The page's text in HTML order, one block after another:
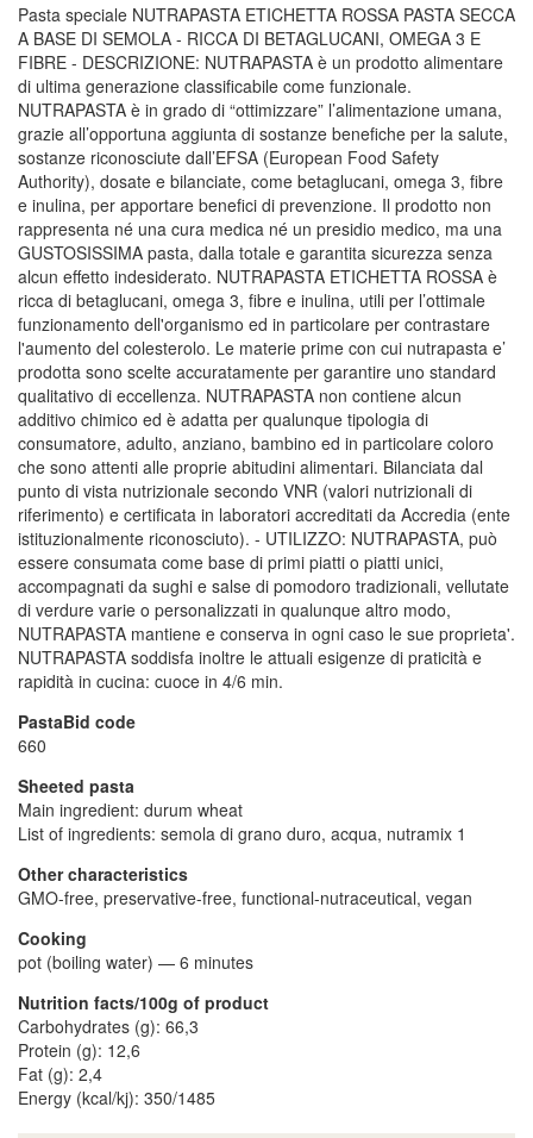
Pasta speciale NUTRAPASTA ETICHETTA ROSSA PASTA SECCA
A BASE DI SEMOLA - RICCA DI BETAGLUCANI, OMEGA 3 E
FIBRE - DESCRIZIONE: NUTRAPASTA è un prodotto alimentare
di ultima generazione classificabile come funzionale.
NUTRAPASTA è in grado di “ottimizzare” l’alimentazione umana,
grazie all’opportuna aggiunta di sostanze benefiche per la salute,
sostanze riconosciute dall’EFSA (European Food Safety
Authority), dosate e bilanciate, come betaglucani, omega 3, fibre
e inulina, per apportare benefici di prevenzione. Il prodotto non
rappresenta né una cura medica né un presidio medico, ma una
GUSTOSISSIMA pasta, dalla totale e garantita sicurezza senza
alcun effetto indesiderato. NUTRAPASTA ETICHETTA ROSSA è
ricca di betaglucani, omega 3, fibre e inulina, utili per l’ottimale
funzionamento dell'organismo ed in particolare per contrastare
l'aumento del colesterolo. Le materie prime con cui nutrapasta e’
prodotta sono scelte accuratamente per garantire uno standard
qualitativo di eccellenza. NUTRAPASTA non contiene alcun
additivo chimico ed è adatta per qualunque tipologia di
consumatore, adulto, anziano, bambino ed in particolare coloro
che sono attenti alle proprie abitudini alimentari. Bilanciata dal
punto di vista nutrizionale secondo VNR (valori nutrizionali di
riferimento) e certificata in laboratori accreditati da Accredia (ente
istituzionalmente riconosciuto). - UTILIZZO: NUTRAPASTA, può
essere consumata come base di primi piatti o piatti unici,
accompagnati da sughi e salse di pomodoro tradizionali, vellutate
di verdure varie o personalizzati in qualunque altro modo,
NUTRAPASTA mantiene e conserva in ogni caso le sue proprieta'.
NUTRAPASTA soddisfa inoltre le attuali esigenze di praticità e
rapidità in cucina: cuoce in 4/6 min.
PastaBid code
660
Sheeted pasta
Main ingredient: durum wheat
List of ingredients: semola di grano duro, acqua, nutramix 1
Other characteristics
GMO-free, preservative-free, functional-nutraceutical, vegan
Cooking
pot (boiling water) — 6 minutes
Nutrition facts/100g of product
Carbohydrates (g): 66,3
Protein (g): 12,6
Fat (g): 2,4
Energy (kcal/kj): 350/1485